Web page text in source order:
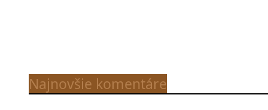
Najnovšie komentáre